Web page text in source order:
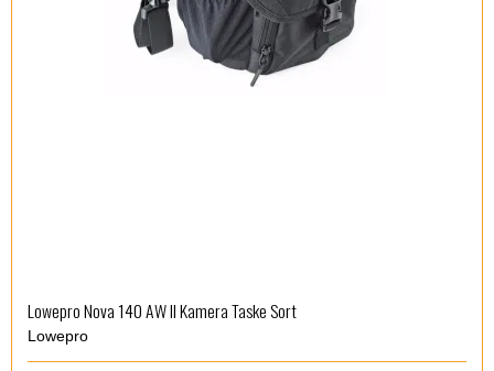
Lowepro Nova 140 AW II Kamera Taske Sort
Lowepro